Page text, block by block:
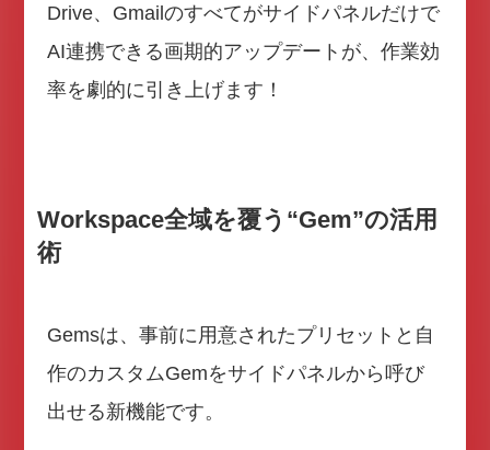
Drive、Gmailのすべてがサイドパネルだけで
AI連携できる画期的アップデートが、作業効
率を劇的に引き上げます！
Workspace全域を覆う“Gem”の活用
術
Gemsは、事前に用意されたプリセットと自
作のカスタムGemをサイドパネルから呼び
出せる新機能です。